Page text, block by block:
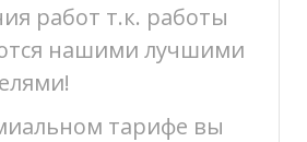
работ т.к. работы
нашими лучшими
тарифе вы